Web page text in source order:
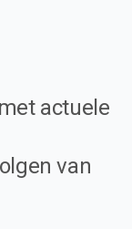
actuele
van